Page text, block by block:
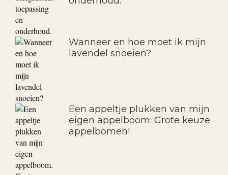
Wanneer en hoe moet ik mijn
lavendel snoeien?
Een appeltje plukken van mijn
eigen appelboom. Grote keuze
appelbomen!